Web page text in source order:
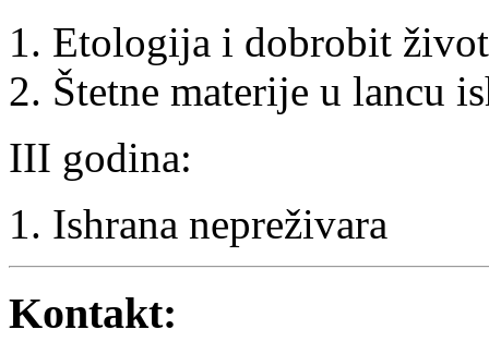
Etologija i dobrobit
Štetne materije u lancu
III godina:
Ishrana nepreživara
Kontakt: